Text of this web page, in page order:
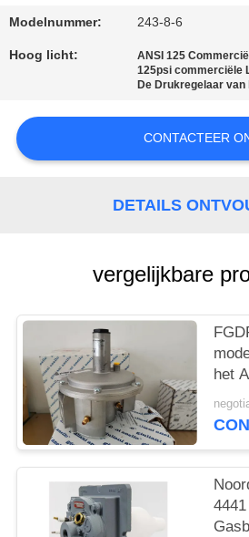
NIEUWS
VRAAG
EEN
Modelnummer: 243-8-6
Hoog licht: ANSI 125
125psi commerciële
De Drukregelaar van
CONTACTEER
DETAILS
vergelijkbare
het